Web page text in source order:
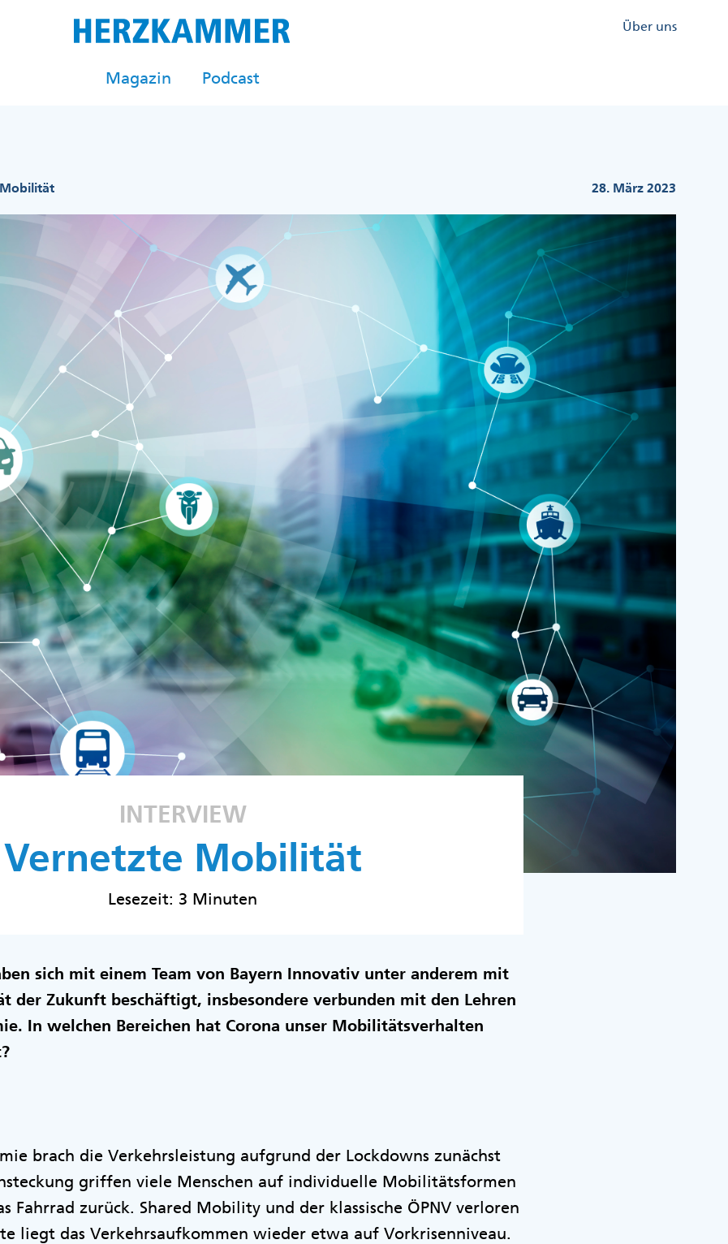
Kopfzeile
Über uns
Magazin Podcast
28. März 2023
INTERVIEW
Vernetzte Mobilität
Lesezeit: 3 Minuten
sich mit einem Team von Bayern Innovativ unter anderem mit
der Zukunft beschäftigt, insbesondere verbunden mit den Lehren
In welchen Bereichen hat Corona unser Mobilitätsverhalten
brach die Verkehrsleistung aufgrund der Lockdowns zunächst
griffen viele Menschen auf individuelle Mobilitätsformen
Fahrrad zurück. Shared Mobility und der klassische ÖPNV verloren
liegt das Verkehrsaufkommen wieder etwa auf Vorkrisenniveau.